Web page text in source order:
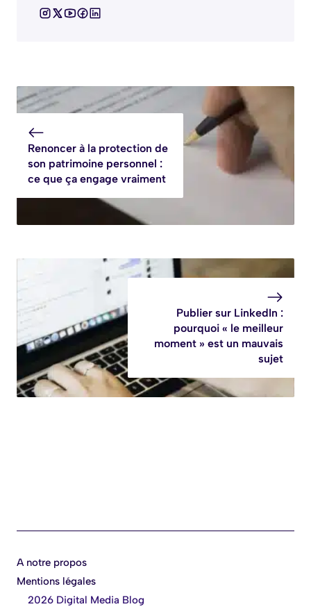
Renoncer à la protection de
son patrimoine personnel :
ce que ça engage vraiment
Publier sur LinkedIn :
pourquoi « le meilleur
moment » est un mauvais
sujet
2026 Digital Media Blog
A notre propos
Mentions légales